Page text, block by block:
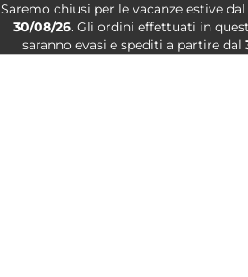
Saremo chiusi per le vacanze estive dal
30/08/26. Gli ordini effettuati in
saranno evasi e spediti a partire dal